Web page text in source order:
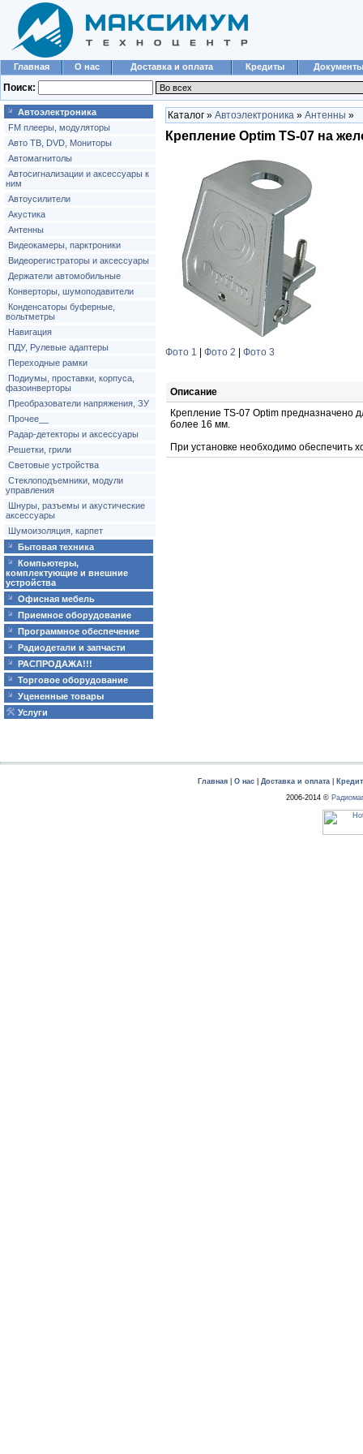
Главная О нас Доставка и оплата Кредиты Документы
Поиск:
Автоэлектроника
FM плееры, модуляторы
Авто ТВ, DVD, Мониторы
Автомагнитолы
Автосигнализации и аксессуары к
ним
Автоусилители
Акустика
Антенны
Видеокамеры, парктроники
Видеорегистраторы и аксессуары
Держатели автомобильные
Конверторы, шумоподавители
Конденсаторы буферные,
вольтметры
Навигация
ПДУ, Рулевые адаптеры
Переходные рамки
Подиумы, проставки, корпуса,
фазоинверторы
Преобразователи напряжения, ЗУ
Прочее__
Радар-детекторы и аксессуары
Решетки, грили
Световые устройства
Стеклоподъемники, модули
управления
Шнуры, разъемы и акустические
аксессуары
Шумоизоляция, карпет
Бытовая техника
Компьютеры,
комплектующие и внешние
устройства
Офисная мебель
Приемное оборудование
Программное обеспечение
Радиодетали и запчасти
РАСПРОДАЖА!!!
Торговое оборудование
Уцененные товары
Услуги
Каталог » Автоэлектроника » Антенны »
Крепление Optim TS-07 на
Фото 1 Фото 2 Фото 3
Описание
Крепление TS-07 Optim предназначено
более 16 мм.
При установке необходимо обеспечить
Главная О нас Доставка и оплата
2006-2014 ©